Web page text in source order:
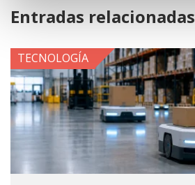
Entradas relacionadas
TECNOLOGÍA